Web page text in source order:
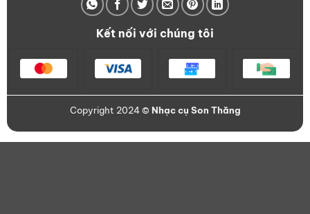
Kết nối với chúng tôi
Copyright 2024 © Nhạc cụ Son Thăng